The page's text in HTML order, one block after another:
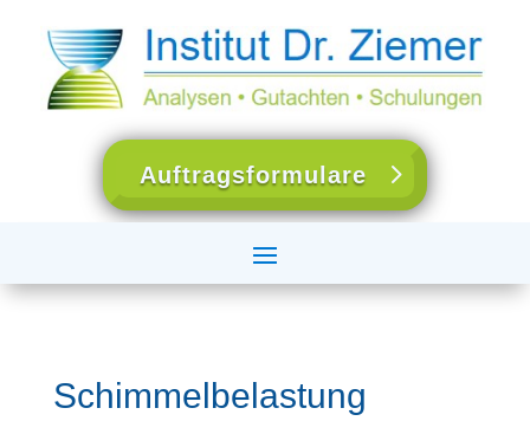
Auftragsformulare
Schimmelbelastung